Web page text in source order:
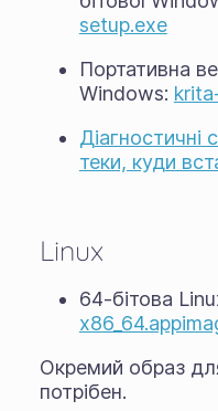
setup.exe
Портативна
Windows:
Діагностичні
теки, куди
Linux
64-бітова
Окремий образ
потрібен.